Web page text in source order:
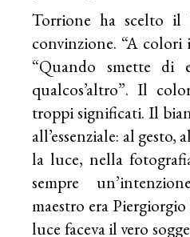
Torrione ha scelto il
convinzione. “A colori
“Quando smette di
qualcos’altro”. Il
troppi significati. Il
all’essenziale: al gesto,
la luce, nella
sempre
maestro era
luce faceva il vero